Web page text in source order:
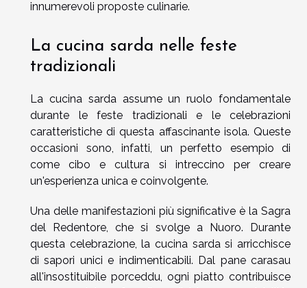
innumerevoli proposte culinarie.
La cucina sarda nelle feste
tradizionali
La cucina sarda assume un ruolo fondamentale
durante le feste tradizionali e le celebrazioni
caratteristiche di questa affascinante isola. Queste
occasioni sono, infatti, un perfetto esempio di
come cibo e cultura si intreccino per creare
un'esperienza unica e coinvolgente.
Una delle manifestazioni più significative è la Sagra
del Redentore, che si svolge a Nuoro. Durante
questa celebrazione, la cucina sarda si arricchisce
di sapori unici e indimenticabili. Dal pane carasau
all'insostituibile porceddu, ogni piatto contribuisce